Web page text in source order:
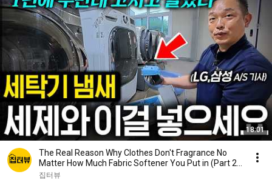
18:01
The Real Reason Why Clothes Don't Fragrance No
Matter How Much Fabric Softener You Put in (Part 2...
집터뷰